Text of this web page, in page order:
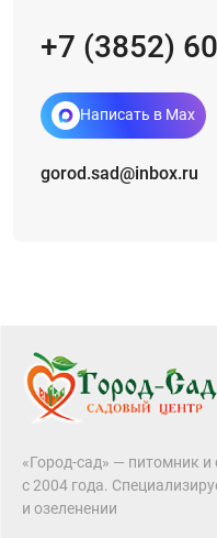
+7 (3852)
Написать в Max
gorod.sad@inbox.ru
«Город-сад» — питомник
с 2004 года.
и озеленении